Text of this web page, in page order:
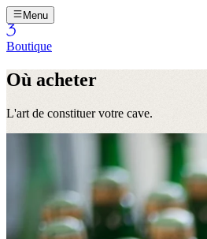
Menu
Boutique
Où acheter
L'art de constituer votre cave.